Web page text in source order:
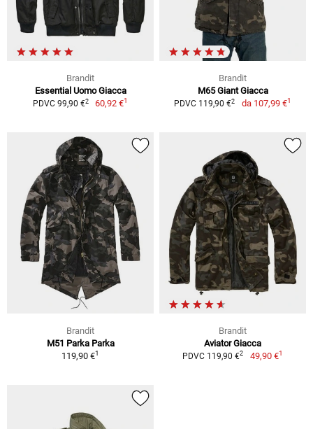
Brandit
Essential Uomo Giacca
PDVC 99,90 €2 60,92 €1
Brandit
M65 Giant Giacca
PDVC 119,90 €2 da 107,99 €1
Brandit
M51 Parka Parka
119,90 €1
Brandit
Aviator Giacca
PDVC 119,90 €2 49,90 €1